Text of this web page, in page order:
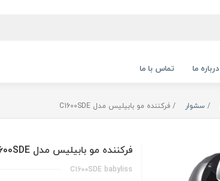
درباره ما تماس با ما
سشوار فرکننده مو بابیلیس مدل C1600SDE
فرکننده مو بابیلیس مدل C1600SDE
C1600SDE babyliss